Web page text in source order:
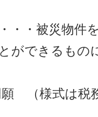
・・被災物件
ができるもの
（様式は税